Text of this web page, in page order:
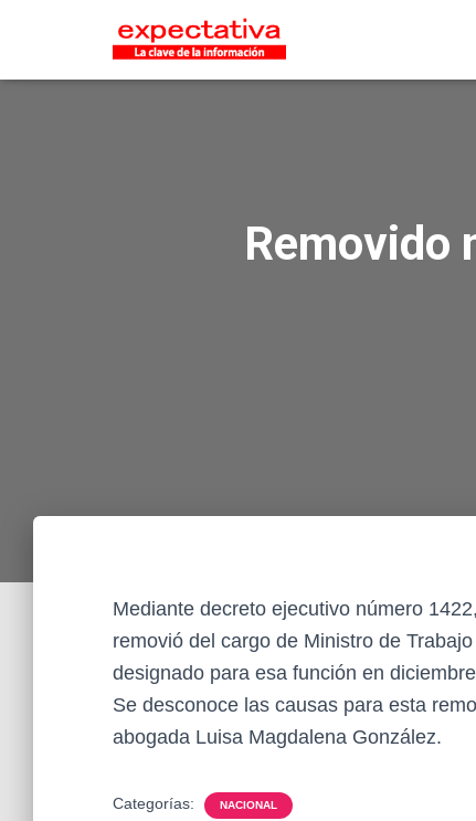
Removido
Mediante decreto ejecutivo número
removió del cargo de Ministro de
designado para esa función en
Se desconoce las causas para esta
abogada Luisa Magdalena González.
Categorías: NACIONAL